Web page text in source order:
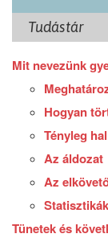
Tudástár
Mit nevezünk
Hogyan
Tényleg
Az áldozat
Az
Statisztikák
Tünetek és